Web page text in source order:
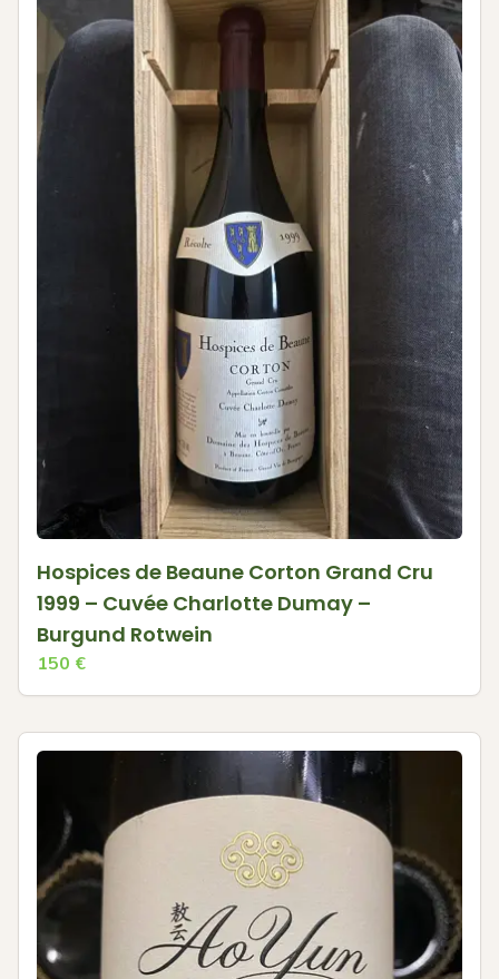
Hospices de Beaune Corton Grand Cru
1999 – Cuvée Charlotte Dumay –
Burgund Rotwein
150 €